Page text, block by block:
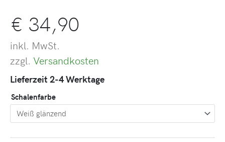
€ 34,90
inkl. MwSt.
zzgl. Versandkosten
Lieferzeit 2-4 Werktage
Schalenfarbe